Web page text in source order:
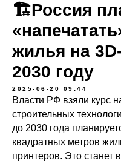
🏗️Россия
жилья на
2030 году
2025-06-20 09:44
Власти РФ взяли курс
строительных
до 2030 года
квадратных метров
принтеров. Это